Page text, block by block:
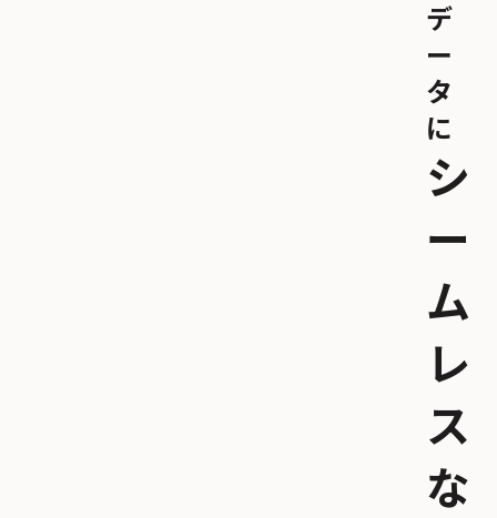
デ
ー
タ
に
シ
ー
ム
レ
ス
な